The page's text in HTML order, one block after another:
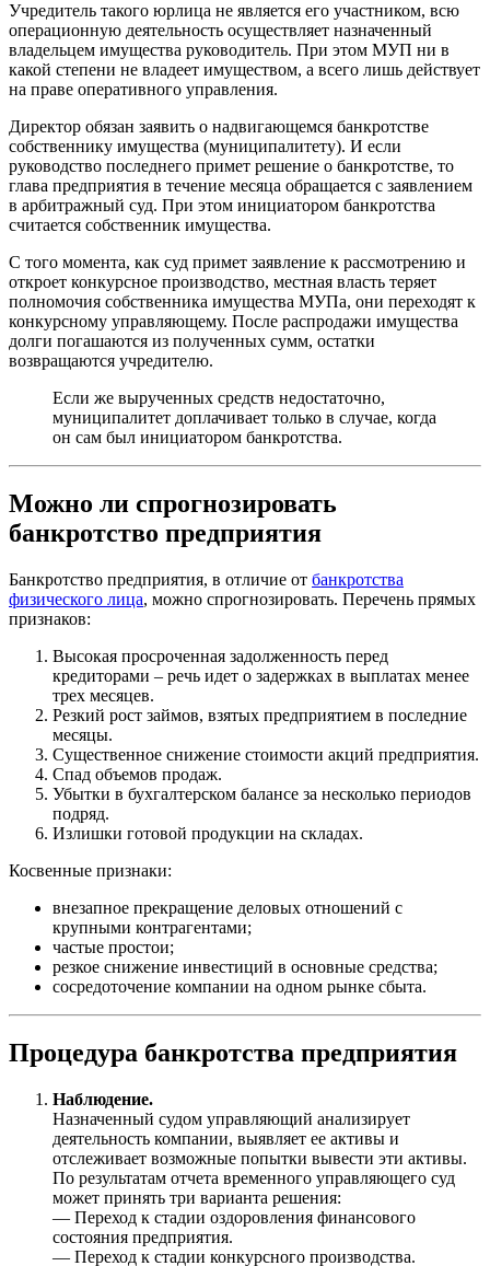
Учредитель такого юрлица не является его участником, всю
операционную деятельность осуществляет назначенный
владельцем имущества руководитель. При этом МУП ни в
какой степени не владеет имуществом, а всего лишь действует
на праве оперативного управления.
Директор обязан заявить о надвигающемся банкротстве
собственнику имущества (муниципалитету). И если
руководство последнего примет решение о банкротстве, то
глава предприятия в течение месяца обращается с заявлением
в арбитражный суд. При этом инициатором банкротства
считается собственник имущества.
С того момента, как суд примет заявление к рассмотрению и
откроет конкурсное производство, местная власть теряет
полномочия собственника имущества МУПа, они переходят к
конкурсному управляющему. После распродажи имущества
долги погашаются из полученных сумм, остатки
возвращаются учредителю.
Если же вырученных средств недостаточно,
муниципалитет доплачивает только в случае, когда
он сам был инициатором банкротства.
Можно ли спрогнозировать
банкротство предприятия
Банкротство предприятия, в отличие от банкротства
физического лица, можно спрогнозировать. Перечень прямых
признаков:
Высокая просроченная задолженность перед
кредиторами – речь идет о задержках в выплатах менее
трех месяцев.
Резкий рост займов, взятых предприятием в последние
месяцы.
Существенное снижение стоимости акций предприятия.
Спад объемов продаж.
Убытки в бухгалтерском балансе за несколько периодов
подряд.
Излишки готовой продукции на складах.
Косвенные признаки:
внезапное прекращение деловых отношений с
крупными контрагентами;
частые простои;
резкое снижение инвестиций в основные средства;
сосредоточение компании на одном рынке сбыта.
Процедура банкротства предприятия
Наблюдение.
Назначенный судом управляющий анализирует
деятельность компании, выявляет ее активы и
отслеживает возможные попытки вывести эти активы.
По результатам отчета временного управляющего суд
может принять три варианта решения:
— Переход к стадии оздоровления финансового
состояния предприятия.
— Переход к стадии конкурсного производства.